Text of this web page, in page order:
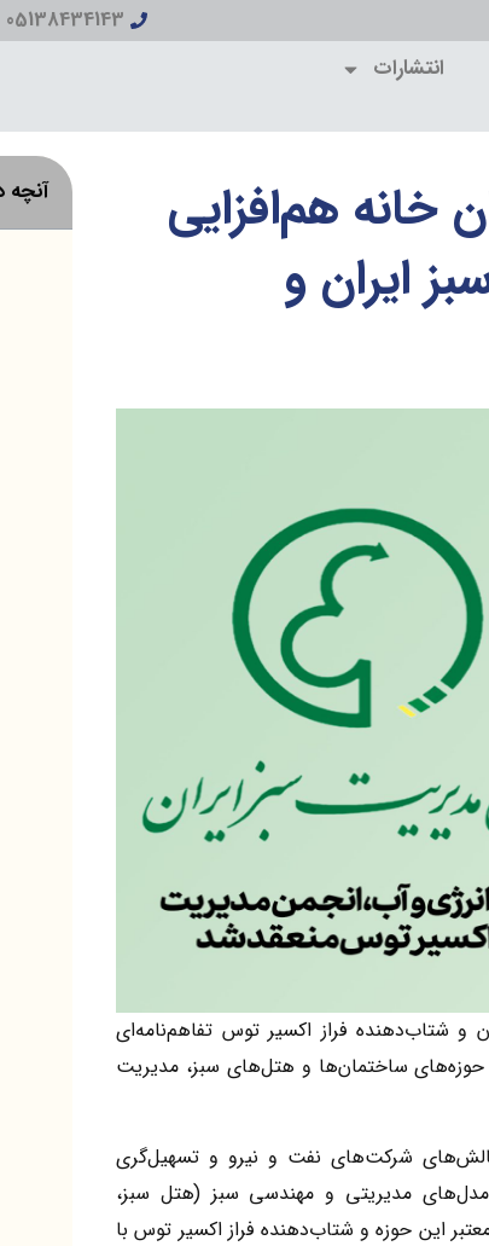
05138434143
انتشارات
خانه هم‌افزایی
ایران و
و شتاب‌دهنده فراز اکسیر توس تفاهم‌نامه‌ای
حوزه‌های ساختمان‌ها و هتل‌های سبز، مدیریت
شرکت‌های نفت و نیرو و تسهیل‌گری
مدل‌های مدیریتی و مهندسی سبز (هتل سبز،
این حوزه و شتاب‌دهنده فراز اکسیر توس با
آنچه